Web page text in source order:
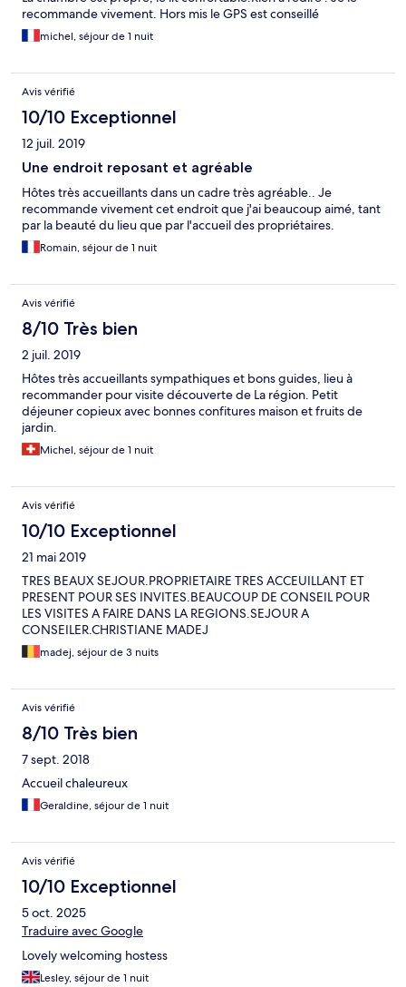
recommande vivement. Hors mis le GPS est conseillé
michel, séjour de 1 nuit
Avis vérifié
10/10 Exceptionnel
12 juil. 2019
Une endroit reposant et agréable
Hôtes très accueillants dans un cadre très agréable.. Je
recommande vivement cet endroit que j'ai beaucoup aimé, tant
par la beauté du lieu que par l'accueil des propriétaires.
Romain, séjour de 1 nuit
Avis vérifié
8/10 Très bien
2 juil. 2019
Hôtes très accueillants sympathiques et bons guides, lieu à
recommander pour visite découverte de La région. Petit
déjeuner copieux avec bonnes confitures maison et fruits de
jardin.
Michel, séjour de 1 nuit
Avis vérifié
10/10 Exceptionnel
21 mai 2019
TRES BEAUX SEJOUR.PROPRIETAIRE TRES ACCEUILLANT ET
PRESENT POUR SES INVITES.BEAUCOUP DE CONSEIL POUR
LES VISITES A FAIRE DANS LA REGIONS.SEJOUR A
CONSEILER.CHRISTIANE MADEJ
madej, séjour de 3 nuits
Avis vérifié
8/10 Très bien
7 sept. 2018
Accueil chaleureux
Geraldine, séjour de 1 nuit
Avis vérifié
10/10 Exceptionnel
5 oct. 2025
Traduire avec Google
Lovely welcoming hostess
Lesley, séjour de 1 nuit